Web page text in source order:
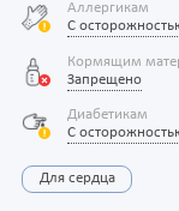
Аллергикам
С
Кормящим
Запрещено
Диабетикам
С
Для сердца